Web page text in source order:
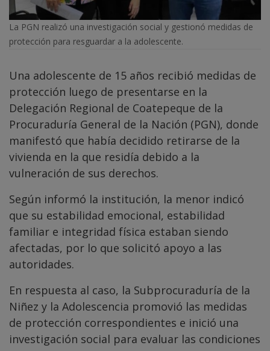
La PGN realizó una investigación social y gestionó medidas de
protección para resguardar a la adolescente.
Una adolescente de 15 años recibió medidas de
protección luego de presentarse en la
Delegación Regional de Coatepeque de la
Procuraduría General de la Nación (PGN), donde
manifestó que había decidido retirarse de la
vivienda en la que residía debido a la
vulneración de sus derechos.
Según informó la institución, la menor indicó
que su estabilidad emocional, estabilidad
familiar e integridad física estaban siendo
afectadas, por lo que solicitó apoyo a las
autoridades.
En respuesta al caso, la Subprocuraduría de la
Niñez y la Adolescencia promovió las medidas
de protección correspondientes e inició una
investigación social para evaluar las condiciones